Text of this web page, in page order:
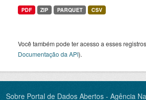
PDF ZIP PARQUET CSV
Você também pode ter acesso a esses
Documentação da API).
Sobre Portal de Dados Abertos - Agência